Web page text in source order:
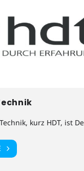
kurz HDT, ist